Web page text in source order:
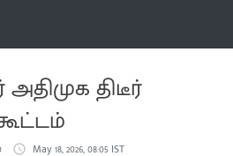
திடீர்
May 18, 2026, 08:05 IST